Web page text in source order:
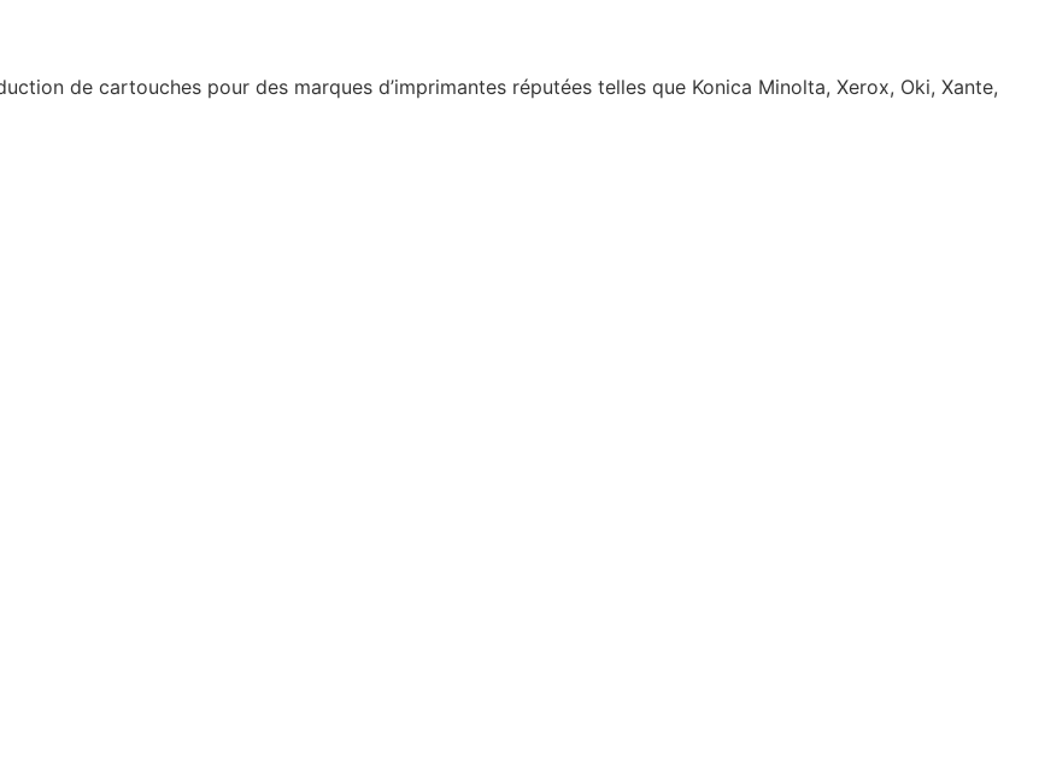
de cartouches pour des marques d’imprimantes réputées telles que Konica Minolta, Xerox, Oki, Xante,